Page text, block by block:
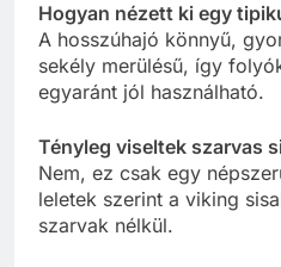
Hogyan nézett ki egy
A hosszúhajó könnyű,
sekély merülésű, így
egyaránt jól használható.
Tényleg viseltek szarvas
Nem, ez csak egy
leletek szerint a viking
szarvak nélkül.